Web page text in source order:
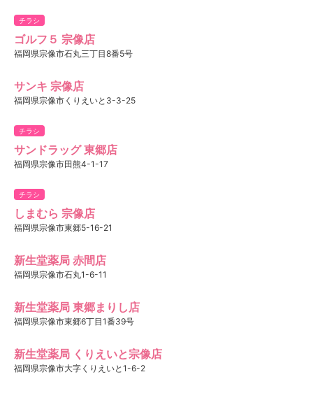
チラシ
ゴルフ５ 宗像店
福岡県宗像市石丸三丁目8番5号
サンキ 宗像店
福岡県宗像市くりえいと3-3-25
チラシ
サンドラッグ 東郷店
福岡県宗像市田熊4-1-17
チラシ
しまむら 宗像店
福岡県宗像市東郷5-16-21
新生堂薬局 赤間店
福岡県宗像市石丸1-6-11
新生堂薬局 東郷まりし店
福岡県宗像市東郷6丁目1番39号
新生堂薬局 くりえいと宗像店
福岡県宗像市大字くりえいと1-6-2